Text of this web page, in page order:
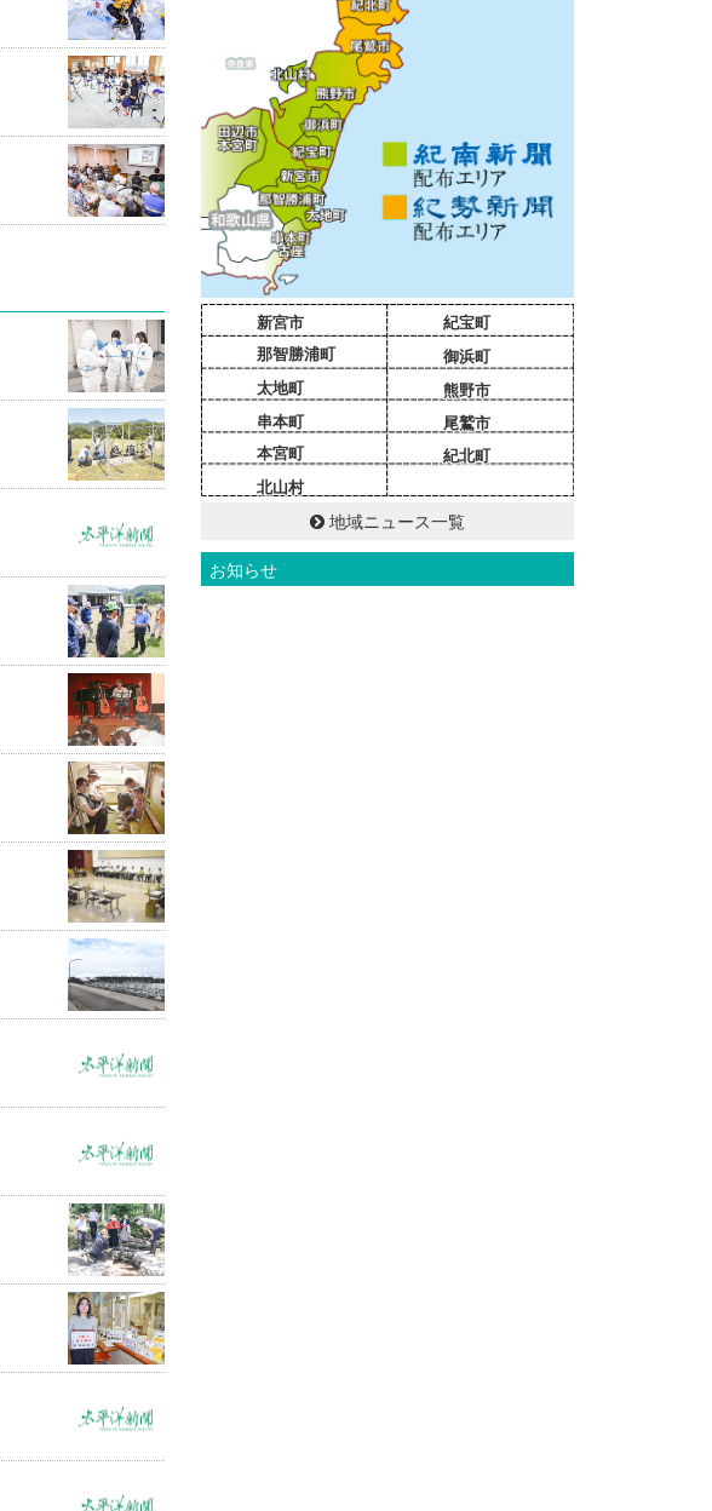
新宮市
那智勝浦町
太地町
串本町
本宮町
北山村
紀宝町
御浜町
熊野市
尾鷲市
紀北町
地域ニュース一覧
お知らせ